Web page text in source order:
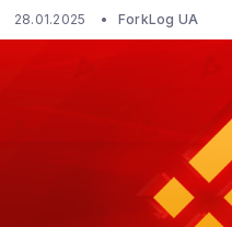
28.01.2025 ForkLog UA